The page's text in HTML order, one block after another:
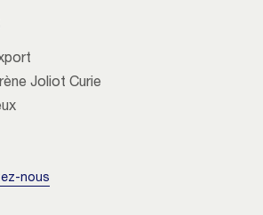
Joliot Curie
nous